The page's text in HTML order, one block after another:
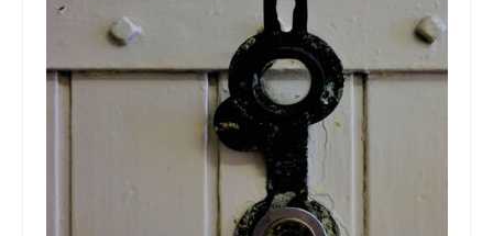
Neuerscheinungen von Mitgliedern
Ausschreibungen
Leipziger Lyrikbibliothek
Lyrikschaufenster im Literaturhaus Leipzig